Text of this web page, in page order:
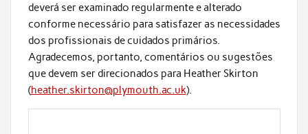
deverá ser examinado regularmente e alterado
conforme necessário para satisfazer as necessidades
dos profissionais de cuidados primários.
Agradecemos, portanto, comentários ou sugestões
que devem ser direcionados para Heather Skirton
(heather.skirton@plymouth.ac.uk).